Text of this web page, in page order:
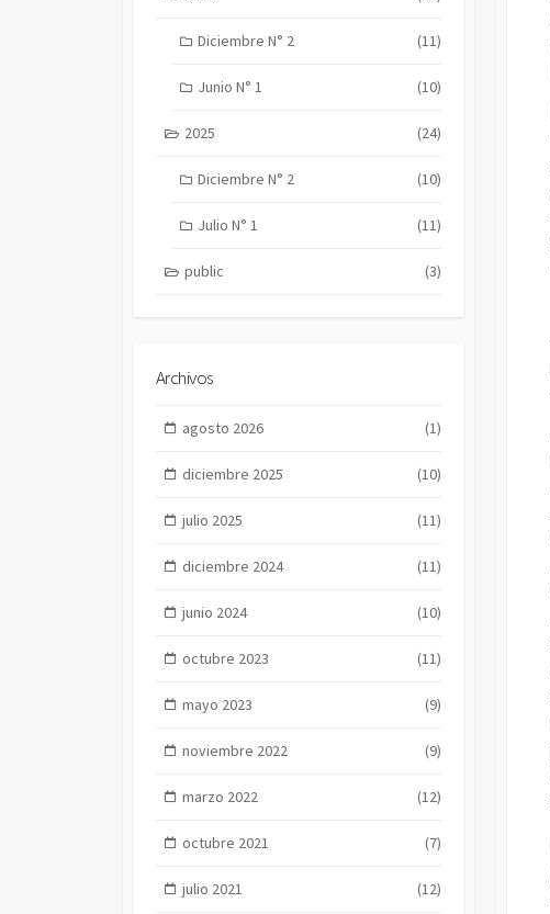
Diciembre N° 2 (11)
Junio N° 1 (10)
2025 (24)
Diciembre N° 2 (10)
Julio N° 1 (11)
public (3)
Archivos
agosto 2026 (1)
diciembre 2025 (10)
julio 2025 (11)
diciembre 2024 (11)
junio 2024 (10)
octubre 2023 (11)
mayo 2023 (9)
noviembre 2022 (9)
marzo 2022 (12)
octubre 2021 (7)
julio 2021 (12)